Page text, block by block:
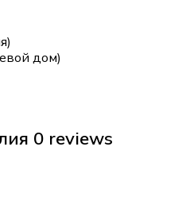
дом)
0 reviews